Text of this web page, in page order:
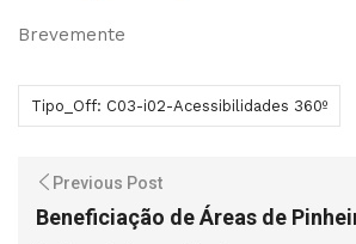
Brevemente
Tipo_Off: C03-i02-Acessibilidades 360º
Previous Post
Beneficiação de Áreas de